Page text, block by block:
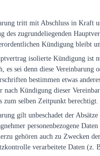
tritt mit Abschluss in Kraft
des zugrundeliegenden
Kündigung bleibt
isolierte Kündigung ist
es sei denn diese Vereinbarung
bestimmen etwas
nach Kündigung dieser
zum selben Zeitpunkt berechtigt.
gilt unbeschadet der
personenbezogene
gehören auch zu Zwecken
verarbeitete Daten (z.